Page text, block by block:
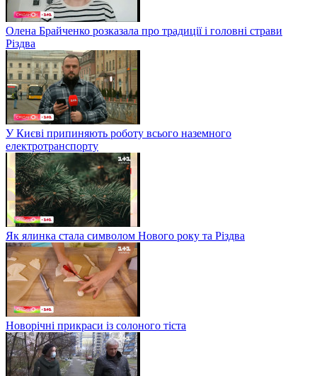
Олена Брайченко розказала про традиції і головні страви
Різдва
У Києві припиняють роботу всього наземного
електротранспорту
Як ялинка стала символом Нового року та Різдва
Новорічні прикраси із солоного тіста